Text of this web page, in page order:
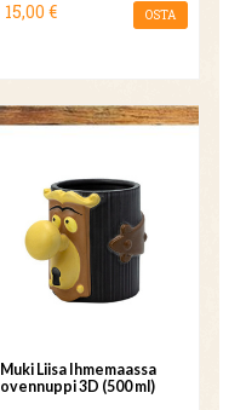
15,00 € OSTA
Muki Liisa Ihmemaassa
ovennuppi 3D (500 ml)